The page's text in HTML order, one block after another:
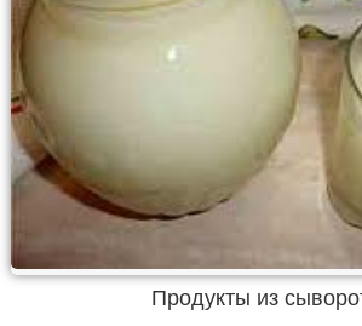
Продукты из